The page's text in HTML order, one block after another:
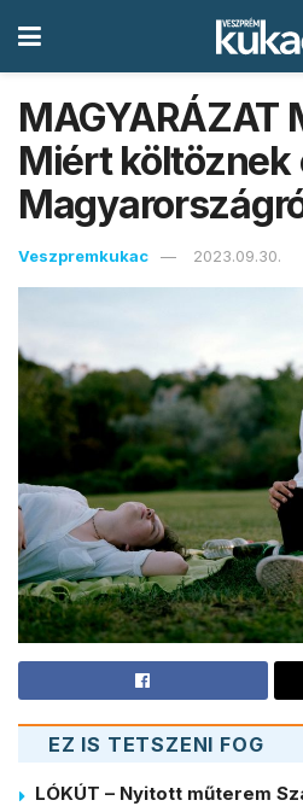
MAGYARÁZAT
Miért költöznek
Veszpremkukac 2023.09.30.
EZ IS TETSZENI FOG
LÓKÚT – Nyitott műterem